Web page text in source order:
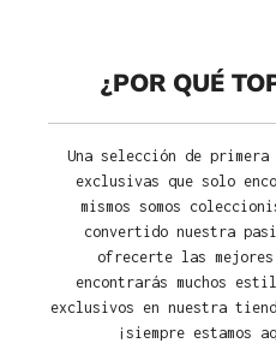
¿POR QUÉ
Una selección de
exclusivas que solo
mismos somos
convertido nuestra
ofrecerte las mejores
encontrarás muchos
exclusivos en nuestra
¡siempre estamos